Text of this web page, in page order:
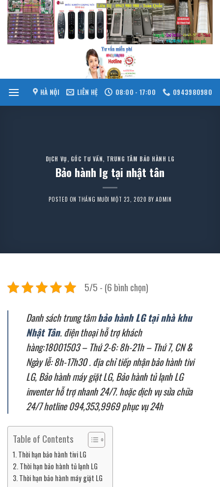
Skip
content
HÀ NỘI LIÊN HỆ 08:00 - 17:00 0943980980
DỊCH VỤ, GÓC TƯ VẤN, TRUNG TÂM BẢO HÀNH LG
Bảo hành lg tại nhật tân
POSTED ON THÁNG MƯỜI MỘT 23, 2020 BYADMIN
5/5 - (6 bình chọn)
Danh sách trung tâmbảo hành LG tại nhà khu
Nhật Tân. điện thoại hỗ trợ khách
hàng:18001503 – Thứ 2-6: 8h-21h – Thứ 7, CN &
Ngày lễ: 8h-17h30 . địa chỉ tiếp nhận bảo hành tivi
LG, Bảo hành máy giặt LG, Bảo hành tủ lạnh LG
inventer hỗ trợ nhanh 24/7. hoặc dịch vụ sửa chữa
24/7 hotline 094,353,9969 phục vụ 24h
Table of Contents
Thời hạn bảo hành tivi LG
Thời hạn bảo hành tủ lạnh LG
Thời hạn bảo hành máy giặt LG